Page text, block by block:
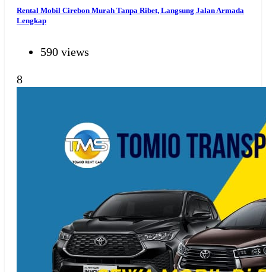
Rental Mobil Cirebon Murah Tanpa Ribet, Langsung Jalan Armada
Lengkap
590 views
8